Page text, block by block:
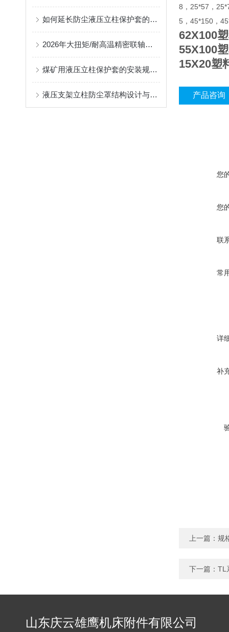
如何延长防尘液压立柱保护套的使用寿命？
2026年大扭矩/耐高温精密联轴器定制找哪家？能实现精准定制的优质厂家盘点
煤矿用液压立柱保护套的安装规范与使用寿命提升方案
液压支架立柱防尘罩结构设计与密封防护原理
8，25*57，
5，45*150，
62X100
55X100
15X20塑
产品咨询
您
您
联
常
详
补
上一篇： 规
下一篇： TL
山东庆云雄鹰机床附件有限公司